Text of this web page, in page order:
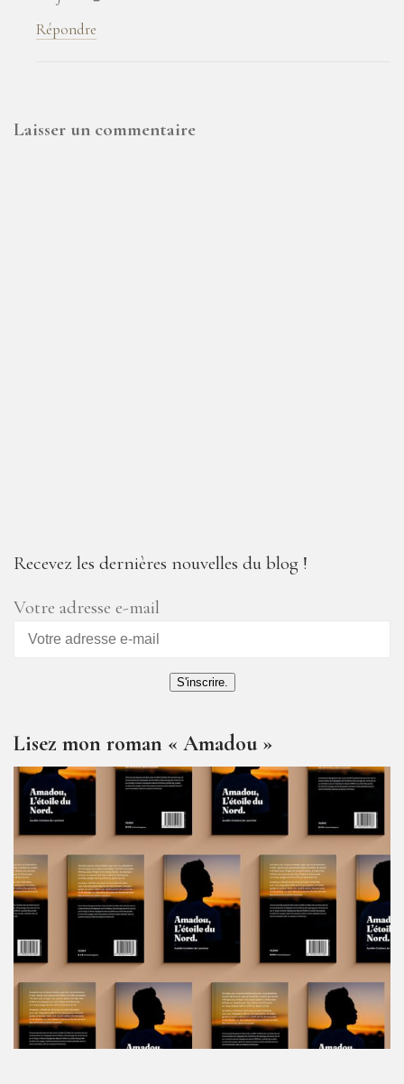
Répondre
Laisser un commentaire
Recevez les dernières nouvelles du blog !
Votre adresse e-mail
S'inscrire.
Lisez mon roman « Amadou »